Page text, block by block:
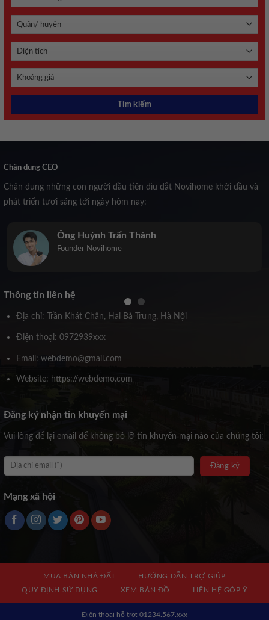
Chân dung CEO
Chân dung những con người đầu tiên dìu dắt Novihome khởi đầu và
phát triển tươi sáng tới ngày hôm nay:
Trịnh Kiều Anh
Co-Founder Novihome
Thông tin liên hệ
Địa chỉ: Trần Khát Chân, Hai Bà Trưng, Hà Nội
Điện thoại: 0972939xxx
Email: webdemo@gmail.com
Website: https://webdemo.com
Đăng ký nhận tin khuyến mại
Vui lòng để lại email để không bỏ lỡ tin khuyến mại nào của chúng tôi:
Mạng xã hội
MUA BÁN NHÀ ĐẤT
HƯỚNG DẪN TRỢ GIÚP
QUY ĐỊNH SỬ DỤNG
XEM BẢN ĐỒ LIÊN HỆ GÓP Ý
Địện thoại hỗ trợ: 01234.567.xxx